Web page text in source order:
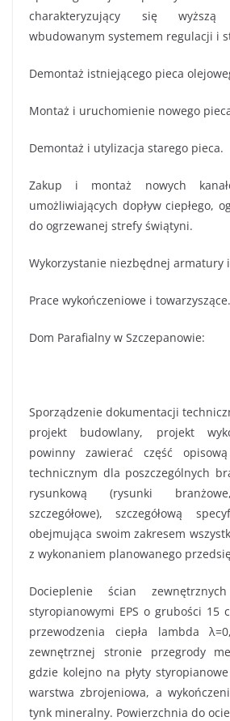
charakteryzujący się
wbudowanym systemem regulacji i
Demontaż istniejącego pieca
Montaż i uruchomienie nowego
Demontaż i utylizacja starego pieca.
Zakup i montaż nowych
umożliwiających dopływ ciepłego,
do ogrzewanej strefy świątyni.
Wykorzystanie niezbędnej armatury
Prace wykończeniowe i towarzyszące.
Dom Parafialny w Szczepanowie:
Sporządzenie dokumentacji
projekt budowlany, projekt
powinny zawierać część
technicznym dla poszczególnych
rysunkową (rysunki
szczegółowe), szczegółową
obejmująca swoim zakresem
z wykonaniem planowanego
Docieplenie ścian
styropianowymi EPS o grubości 15
przewodzenia ciepła lambda
zewnętrznej stronie przegrody
gdzie kolejno na płyty
warstwa zbrojeniowa, a
tynk mineralny. Powierzchnia do